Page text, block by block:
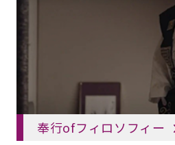
奉行ofフィロソフィー